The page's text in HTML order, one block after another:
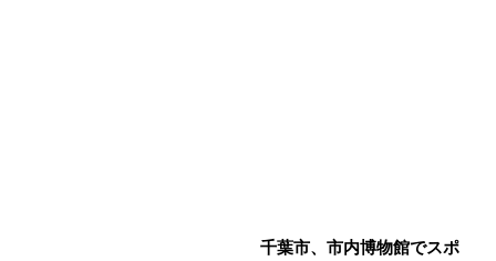
千葉市、市内博物館でスポ